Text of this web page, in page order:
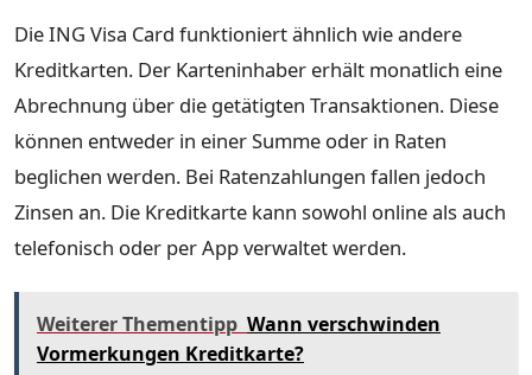
Die ING Visa Card funktioniert ähnlich wie andere
Kreditkarten. Der Karteninhaber erhält monatlich eine
Abrechnung über die getätigten Transaktionen. Diese
können entweder in einer Summe oder in Raten
beglichen werden. Bei Ratenzahlungen fallen jedoch
Zinsen an. Die Kreditkarte kann sowohl online als auch
telefonisch oder per App verwaltet werden.
Weiterer Thementipp Wann verschwinden
Vormerkungen Kreditkarte?